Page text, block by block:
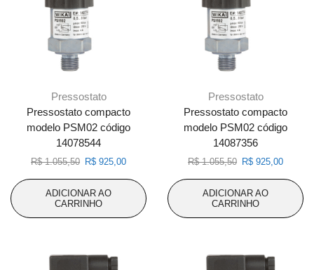
Pressostato
Pressostato compacto
modelo PSM02 código
14078544
R$1.055,50 O
original
era:
R$ 1.055,50.
R$ 925,00O
atual
R$ 925,00.
ADICIONAR AO
CARRINHO
Pressostato
Pressostato compacto
modelo PSM02 código
14087356
R$1.055,50 O
original
era:
R$ 1.055,50.
R$ 925,00O
atual
R$
ADICIONAR AO
CARRINHO